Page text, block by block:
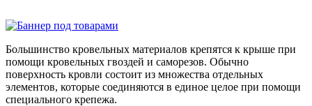
Большинство кровельных материалов крепятся к крыше при
помощи кровельных гвоздей и саморезов. Обычно
поверхность кровли состоит из множества отдельных
элементов, которые соединяются в единое целое при помощи
специального крепежа.